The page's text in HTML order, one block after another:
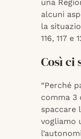
una
alcuni
la
116, 117
Così ci
“Perché
comma 3
spaccare
vogliamo